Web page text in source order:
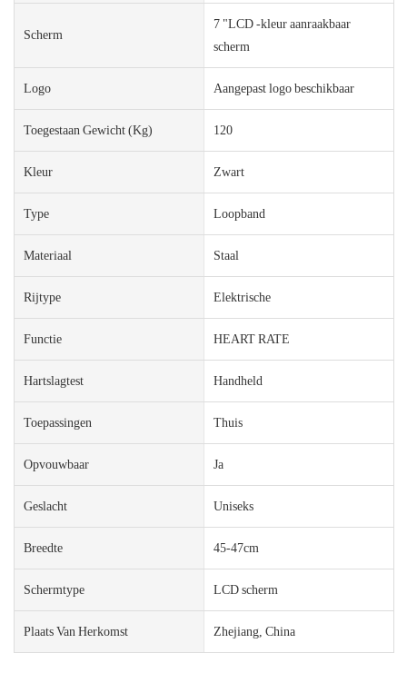
Scherm
7 "LCD -kleur aanraakbaar
scherm
Logo Aangepast logo beschikbaar
Toegestaan ​​gewicht (kg) 120
Kleur Zwart
Type Loopband
Materiaal Staal
Rijtype Elektrische
Functie HEART RATE
Hartslagtest Handheld
Toepassingen Thuis
Opvouwbaar Ja
Geslacht Uniseks
Breedte 45-47cm
Schermtype LCD scherm
Plaats Van Herkomst Zhejiang, China